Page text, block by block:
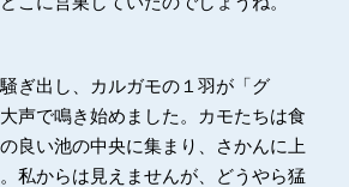
ぎ出し、カルガモの１羽が「グ
声で鳴き始めました。カモたちは食
良い池の中央に集まり、さかんに上
私からは見えませんが、どうやら猛